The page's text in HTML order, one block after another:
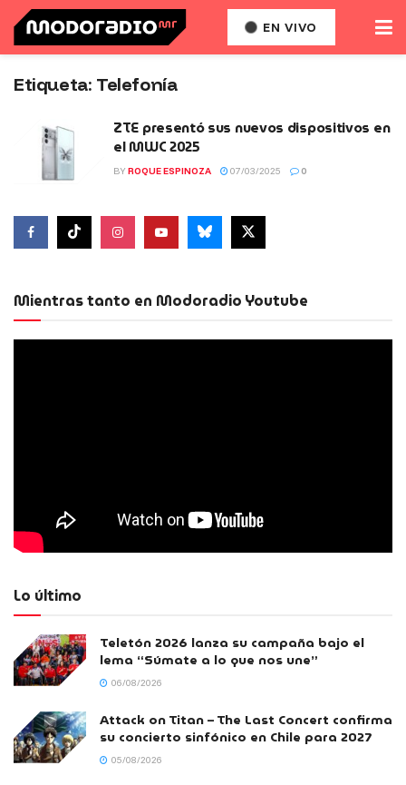
EN VIVO
Etiqueta: Telefonía
ZTE presentó sus nuevos dispositivos en
el MWC 2025
BY ROQUE ESPINOZA 07/03/2025 0
Mientras tanto en Modoradio Youtube
Lo último
Teletón 2026 lanza su campaña bajo el
lema “Súmate a lo que nos une”
06/08/2026
Attack on Titan – The Last Concert confirma
su concierto sinfónico en Chile para 2027
05/08/2026